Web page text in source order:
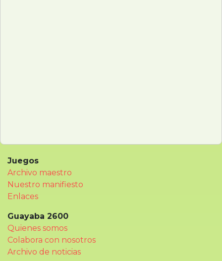
Juegos
Archivo maestro
Nuestro manifiesto
Enlaces
Guayaba 2600
Quienes somos
Colabora con nosotros
Archivo de noticias